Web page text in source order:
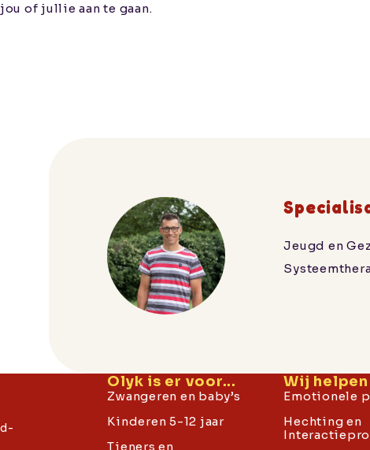
of jullie aan te gaan.
Jeugd en
Olyk is er voor...
Zwangeren en baby’s
Kinderen 5-12 jaar
Tieners en
Wij
Emotionele
Hechting en